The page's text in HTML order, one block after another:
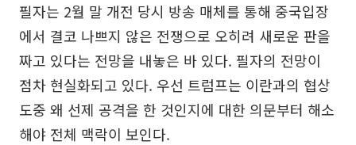
필자는 2월 말 개전 당시 방송 매체를 통해 중국입장
에서 결코 나쁘지 않은 전쟁으로 오히려 새로운 판을
짜고 있다는 전망을 내놓은 바 있다. 필자의 전망이
점차 현실화되고 있다. 우선 트럼프는 이란과의 협상
도중 왜 선제 공격을 한 것인지에 대한 의문부터 해소
해야 전체 맥락이 보인다.